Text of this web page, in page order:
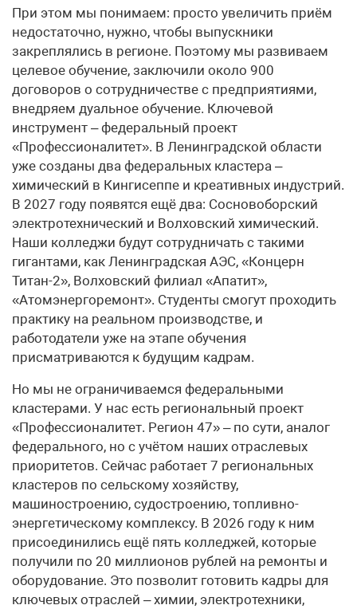
При этом мы понимаем: просто увеличить приём
недостаточно, нужно, чтобы выпускники
закреплялись в регионе. Поэтому мы развиваем
целевое обучение, заключили около 900
договоров о сотрудничестве с предприятиями,
внедряем дуальное обучение. Ключевой
инструмент – федеральный проект
«Профессионалитет». В Ленинградской области
уже созданы два федеральных кластера –
химический в Кингисеппе и креативных индустрий.
В 2027 году появятся ещё два: Сосновоборский
электротехнический и Волховский химический.
Наши колледжи будут сотрудничать с такими
гигантами, как Ленинградская АЭС, «Концерн
Титан-2», Волховский филиал «Апатит»,
«Атомэнергоремонт». Студенты смогут проходить
практику на реальном производстве, и
работодатели уже на этапе обучения
присматриваются к будущим кадрам.
Но мы не ограничиваемся федеральными
кластерами. У нас есть региональный проект
«Профессионалитет. Регион 47» – по сути, аналог
федерального, но с учётом наших отраслевых
приоритетов. Сейчас работает 7 региональных
кластеров по сельскому хозяйству,
машиностроению, судостроению, топливно-
энергетическому комплексу. В 2026 году к ним
присоединились ещё пять колледжей, которые
получили по 20 миллионов рублей на ремонты и
оборудование. Это позволит готовить кадры для
ключевых отраслей – химии, электротехники,